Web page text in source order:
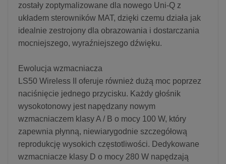
zostały zoptymalizowane dla nowego Uni-Q z
układem sterowników MAT, dzięki czemu działa jak
idealnie zestrojony dla obrazowania i dostarczania
mocniejszego, wyraźniejszego dźwięku.
Ewolucja wzmacniacza
LS50 Wireless II oferuje również dużą moc poprzez
naciśnięcie jednego przycisku. Każdy głośnik
wysokotonowy jest napędzany nowym
wzmacniaczem klasy A / B o mocy 100 W, który
zapewnia płynną, niewiarygodnie szczegółową
reprodukcję wysokich częstotliwości. Dedykowane
wzmacniacze klasy D o mocy 280 W napędzają